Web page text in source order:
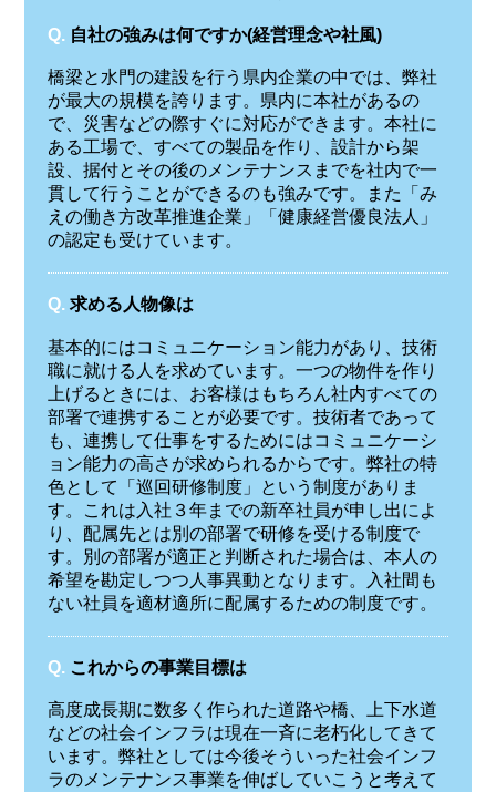
Q. 自社の強みは何ですか(経営理念や社風)
橋梁と水門の建設を行う県内企業の中では、弊社
が最大の規模を誇ります。県内に本社があるの
で、災害などの際すぐに対応ができます。本社に
ある工場で、すべての製品を作り、設計から架
設、据付とその後のメンテナンスまでを社内で一
貫して行うことができるのも強みです。また「み
えの働き方改革推進企業」「健康経営優良法人」
の認定も受けています。
Q. 求める人物像は
基本的にはコミュニケーション能力があり、技術
職に就ける人を求めています。一つの物件を作り
上げるときには、お客様はもちろん社内すべての
部署で連携することが必要です。技術者であって
も、連携して仕事をするためにはコミュニケーシ
ョン能力の高さが求められるからです。弊社の特
色として「巡回研修制度」という制度がありま
す。これは入社３年までの新卒社員が申し出によ
り、配属先とは別の部署で研修を受ける制度で
す。別の部署が適正と判断された場合は、本人の
希望を勘定しつつ人事異動となります。入社間も
ない社員を適材適所に配属するための制度です。
Q. これからの事業目標は
高度成長期に数多く作られた道路や橋、上下水道
などの社会インフラは現在一斉に老朽化してきて
います。弊社としては今後そういった社会インフ
ラのメンテナンス事業を伸ばしていこうと考えて